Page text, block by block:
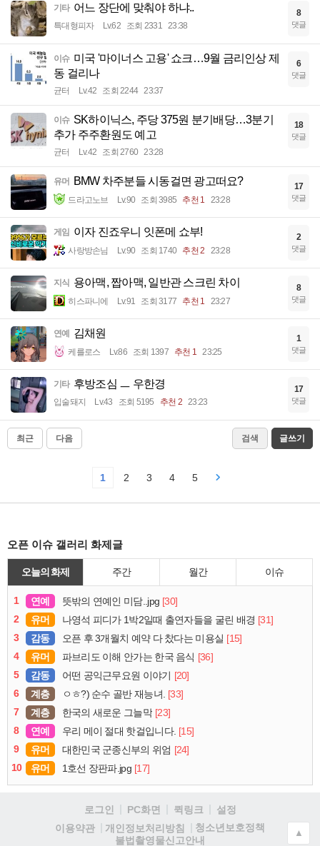
기타 어느 장단에 맞춰야 하냐..
특대형피자 Lv.62 조회 2331 23:38
8
댓글
이슈 미국 '마이너스 고용' 쇼크…9월 금리인상 제
동 걸리나
균터 Lv.42 조회 2244 23:37
6
댓글
이슈 SK하이닉스, 주당 375원 분기배당…3분기
추가 주주환원도 예고
균터 Lv.42 조회 2760 23:28
18
댓글
유머 BMW 차주분들 시동걸면 광고떠요?
드라고노브 Lv.90 조회 3985 추천 1 23:28
17
댓글
게임 이자 진죠우니 잇폰메 쇼부!
사랑방손님 Lv.90 조회 1740 추천 2 23:28
2
댓글
지식 용아맥, 짭아맥, 일반관 스크린 차이
히스파니에 Lv.91 조회 3177 추천 1 23:27
8
댓글
연예 김채원
케를로스 Lv.86 조회 1397 추천 1 23:25
1
댓글
기타 후방조심 ㅡ 우한경
입술돼지 Lv.43 조회 5195 추천 2 23:23
17
댓글
최근 다음 검색 글쓰기
1 2 3 4 5
오픈 이슈 갤러리 화제글
오늘의 화제 주간 월간 이슈
1 연예 뜻밖의 연예인 미담..jpg [30]
2
유머 나영석 피디가 1박2일때 출연자들을 굴린 배경 [31]
3
감동 오픈 후 3개월치 예약 다 찼다는 미용실 [15]
4
유머 파브리도 이해 안가는 한국 음식 [36]
5
감동 어떤 공익근무요원 이야기 [20]
6
계층 ㅇㅎ?) 순수 골반 재능녀. [33]
7
계층 한국의 새로운 그늘막 [23]
8
연예 우리 메이 절대 핫걸입니다. [15]
9
유머 대한민국 군종신부의 위엄 [24]
10
유머 1호선 장판파.jpg [17]
로그인 PC화면 퀵링크
설정
이용약관
개인정보처리방침
청소년보호정책
불법촬영물신고안내
▲